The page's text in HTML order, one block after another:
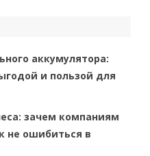
аккумулятора:
и пользой для
зачем компаниям
не ошибиться в